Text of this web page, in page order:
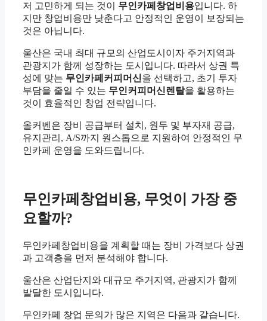
저 고민하게 되는 것이 무인카페창업비용입니다. 하
지만 창업비용만 낮춘다고 안정적인 운영이 보장되는
것은 아닙니다.
울산은 국내 최대 규모의 산업도시이자 주거지역과
관광지가 함께 성장하는 도시입니다. 따라서 상권 특
성에 맞는 무인카페커피머신을 선택하고, 초기 투자
부담을 줄일 수 있는 무인커피머신렌탈을 활용하는
것이 효율적인 창업 전략입니다.
올커벤은 장비 공급부터 설치, 원두 및 부자재 공급,
유지관리, A/S까지 원스톱으로 지원하여 안정적인 무
인카페 운영을 도와드립니다.
무인카페창업비용, 무엇이 가장 중
요할까?
무인카페창업비용을 계획할 때는 장비 가격보다 상권
과 고객층을 먼저 분석해야 합니다.
울산은 산업단지와 대규모 주거지역, 관광지가 함께
발달한 도시입니다.
무인카페 창업 문의가 많은 지역은 다음과 같습니다.